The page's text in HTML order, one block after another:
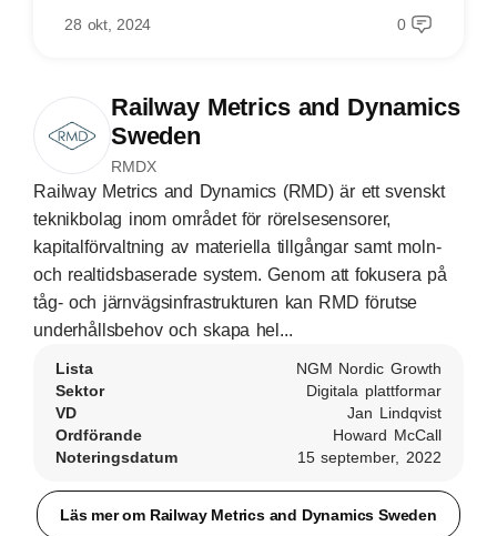
28 okt, 2024 0
Railway Metrics and Dynamics
Sweden
RMDX
Railway Metrics and Dynamics (RMD) är ett svenskt
teknikbolag inom området för rörelsesensorer,
kapitalförvaltning av materiella tillgångar samt moln-
och realtidsbaserade system. Genom att fokusera på
tåg- och järnvägsinfrastrukturen kan RMD förutse
underhållsbehov och skapa hel...
Lista
NGM Nordic Growth
Sektor
Digitala plattformar
VD
Jan Lindqvist
Ordförande
Howard McCall
Noteringsdatum
15 september, 2022
Läs mer om Railway Metrics and Dynamics Sweden